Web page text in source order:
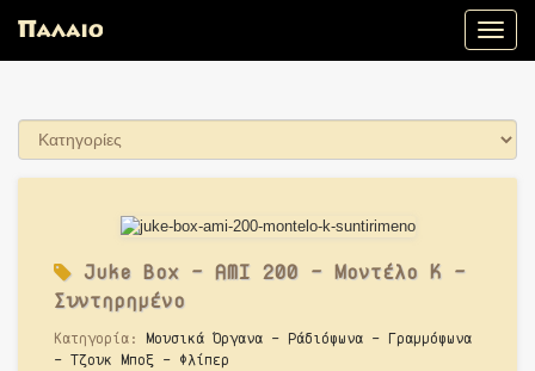
Toggle
Juke Box - AMI 200 - Μοντέλο K -
Συντηρημένο
Κατηγορία: Μουσικά Όργανα - Ράδιόφωνα - Γραμμόφωνα
- Τζουκ Μποξ - Φλίπερ